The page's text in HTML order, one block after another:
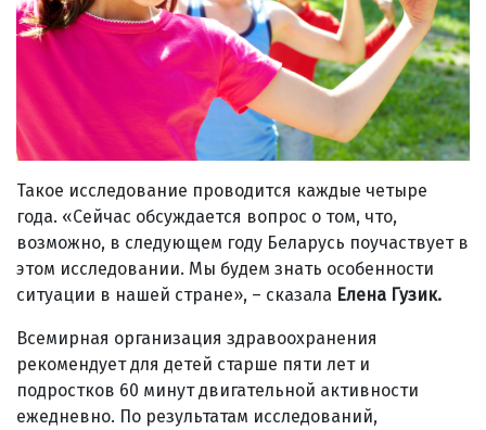
Такое исследование проводится каждые четыре
года. «Сейчас обсуждается вопрос о том, что,
возможно, в следующем году Беларусь поучаствует в
этом исследовании. Мы будем знать особенности
ситуации в нашей стране», – сказала Елена Гузик.
Всемирная организация здравоохранения
рекомендует для детей старше пяти лет и
подростков 60 минут двигательной активности
ежедневно. По результатам исследований,